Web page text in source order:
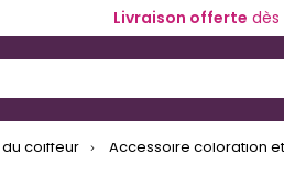
Livraison offerte dès
de coiffure
coiffeur Accessoire coloration